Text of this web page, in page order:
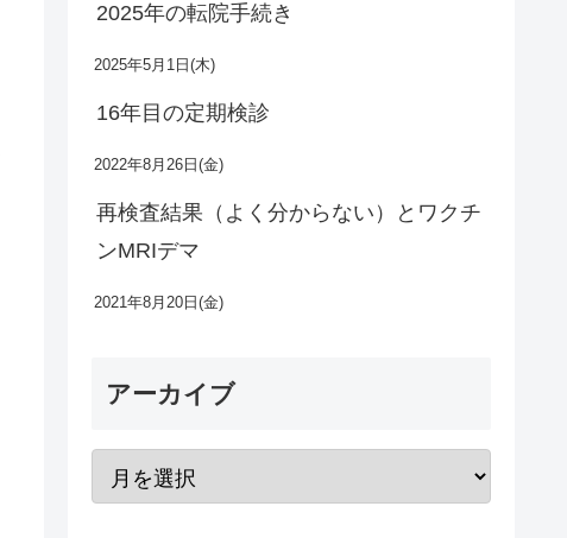
2025年の転院手続き
2025年5月1日(木)
16年目の定期検診
2022年8月26日(金)
再検査結果（よく分からない）とワクチ
ンMRIデマ
2021年8月20日(金)
アーカイブ